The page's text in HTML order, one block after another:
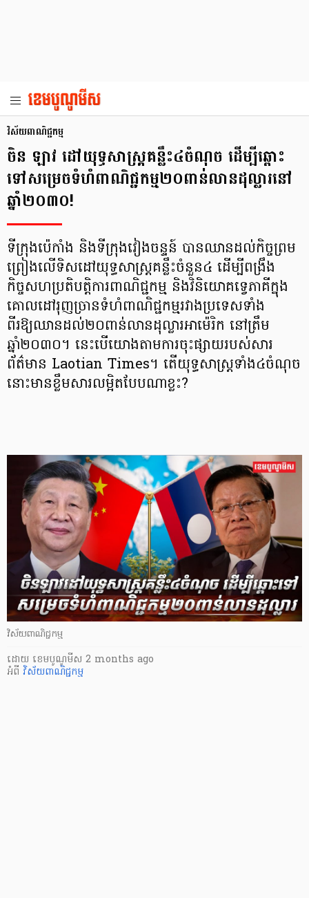
វិស័យពាណិជ្ជកម្ម
ចិន ឡាវ ដៅយុទ្ធសាស្ត្រគន្លឹះ៤ចំណុច ដើម្បីឆ្ពោះ
ទៅសម្រេចទំហំពាណិជ្ជកម្ម២០ពាន់លានដុល្លារនៅ
ឆ្នាំ២០៣០!
ទីក្រុងប៉េកាំង និងទីក្រុងវៀងចន្ទន៍ បានឈានដល់កិច្ចព្រម
ព្រៀងលើទិសដៅយុទ្ធសាស្ត្រគន្លឹះចំនួន៤ ដើម្បីពង្រឹង
កិច្ចសហប្រតិបត្តិការពាណិជ្ជកម្ម និងវិនិយោគទ្វេភាគីក្នុង
គោលដៅរុញច្រានទំហំពាណិជ្ជកម្មរវាងប្រទេសទាំង
ពីរឱ្យឈានដល់២០ពាន់លានដុល្លារអាម៉េរិក នៅត្រឹម
ឆ្នាំ២០៣០។ នេះបើយោងតាមការចុះផ្សាយរបស់សារ
ព័ត៌មាន Laotian Times។ តើយុទ្ធសាស្ត្រទាំង៤ចំណុច
នោះមានខ្លឹមសារលម្អិតបែបណាខ្លះ?
វិស័យពាណិជ្ជកម្ម
ដោយ ​ ខេមបូណូមីស 2 months ago
អំពី វិស័យពាណិជ្ជកម្ម